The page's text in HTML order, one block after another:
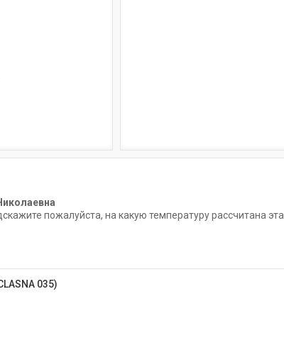
пожалуйста, на какую температуру рассчитана эта
035)